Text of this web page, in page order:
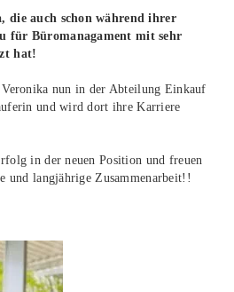
die auch schon während ihrer
für Büromanagament mit sehr
hat!
nun in der Abteilung Einkauf
und wird dort ihre Karriere
in der neuen Position und freuen
und langjährige Zusammenarbeit!!